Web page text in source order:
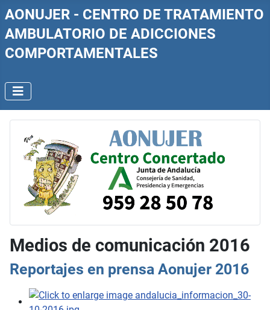
AONUJER - CENTRO DE TRATAMIENTO
AMBULATORIO DE ADICCIONES
COMPORTAMENTALES
Medios de comunicación 2016
Reportajes en prensa Aonujer 2016